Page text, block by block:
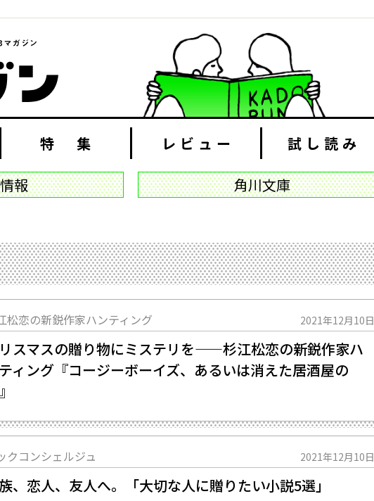
特 集 レビュー 試し読み
報 角川文庫
松恋の新鋭作家ハンティング 2021年12月10日
スマスの贈り物にミステリを——杉江松恋の新鋭作家ハ
ィング『コージーボーイズ、あるいは消えた居酒屋の
クコンシェルジュ 2021年12月10日
、恋人、友人へ。「大切な人に贈りたい小説5選」